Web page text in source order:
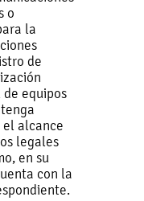
o
la
de
equipos
alcance
legales
en su
con la